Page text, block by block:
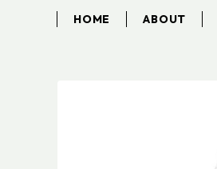
HOME ABOUT